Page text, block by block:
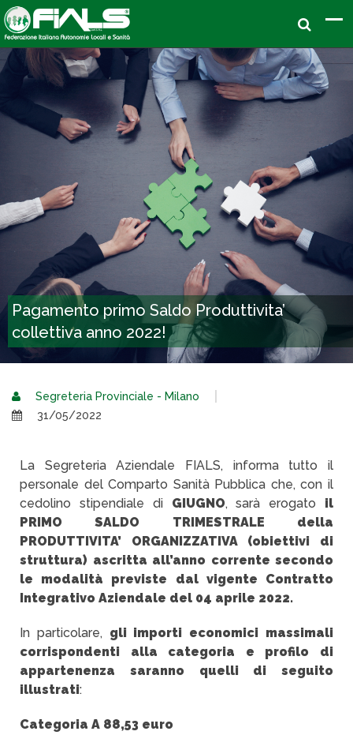
Pagamento primo Saldo Produttivita’
collettiva anno 2022!
Segreteria Provinciale - Milano
31/05/2022
La Segreteria Aziendale FIALS, informa tutto il
personale del Comparto Sanità Pubblica che, con il
cedolino stipendiale di GIUGNO, sarà erogato il
PRIMO SALDO TRIMESTRALE della
PRODUTTIVITA’ ORGANIZZATIVA (obiettivi di
struttura) ascritta all’anno corrente secondo
le modalità previste dal vigente Contratto
Integrativo Aziendale del 04 aprile 2022.
In particolare, gli importi economici massimali
corrispondenti alla categoria e profilo di
appartenenza saranno quelli di seguito
illustrati:
Categoria A 88,53 euro